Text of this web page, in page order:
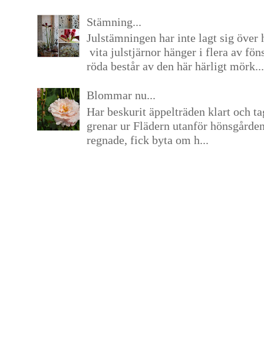
Stämning...
Julstämningen har inte lagt sig över
vita julstjärnor hänger i flera av
röda består av den här härligt mörk...
Blommar nu...
Har beskurit äppelträden klart och
grenar ur Flädern utanför
regnade, fick byta om h...